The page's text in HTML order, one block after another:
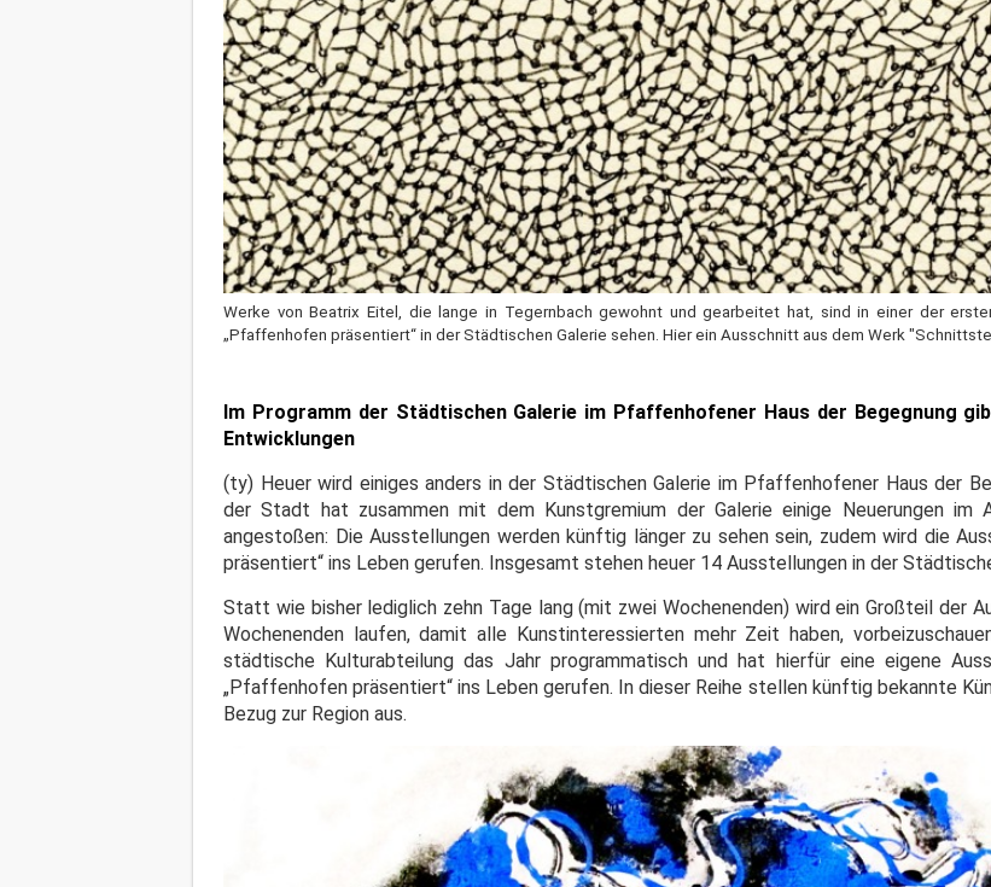
Werke von Beatrix Eitel, die lange in Tegernbach gewohnt und gearbeitet hat, sind in einer der
„Pfaffenhofen präsentiert“ in der Städtischen Galerie sehen. Hier ein Ausschnitt aus dem Werk
Im Programm der Städtischen Galerie im Pfaffenhofener Haus der Begegnung
Entwicklungen
(ty) Heuer wird einiges anders in der Städtischen Galerie im Pfaffenhofener Haus der
der Stadt hat zusammen mit dem Kunstgremium der Galerie einige Neuerungen im
angestoßen: Die Ausstellungen werden künftig länger zu sehen sein, zudem wird die
präsentiert“ ins Leben gerufen. Insgesamt stehen heuer 14 Ausstellungen in der
Statt wie bisher lediglich zehn Tage lang (mit zwei Wochenenden) wird ein Großteil der
Wochenenden laufen, damit alle Kunstinteressierten mehr Zeit haben,
städtische Kulturabteilung das Jahr programmatisch und hat hierfür eine eigene
„Pfaffenhofen präsentiert“ ins Leben gerufen. In dieser Reihe stellen künftig bekannte
Bezug zur Region aus.